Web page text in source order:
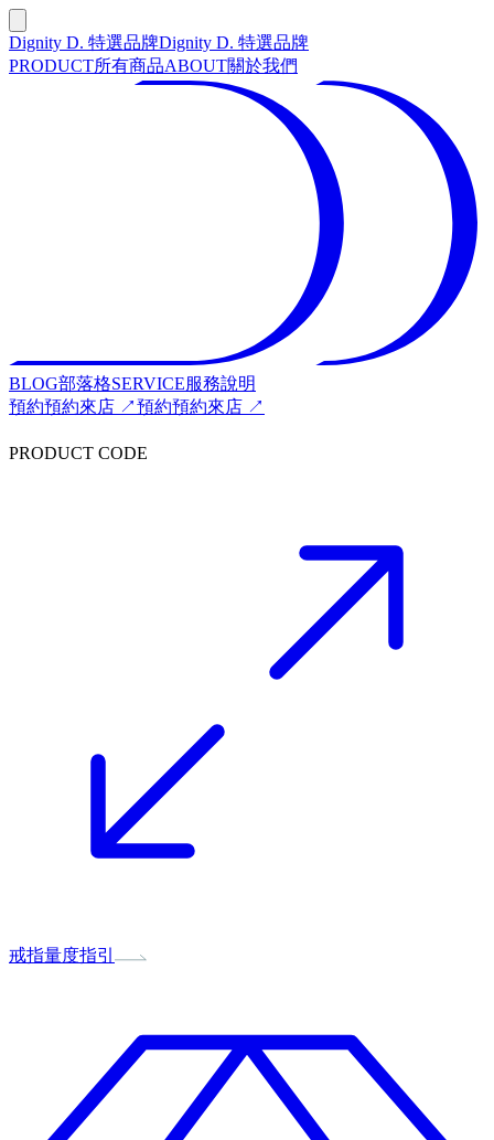
Dignity D. 特選品牌Dignity D. 特選品牌
PRODUCT所有商品ABOUT關於我們
BLOG部落格SERVICE服務說明
預約預約來店 ↗預約預約來店 ↗
PRODUCT CODE
戒指量度指引